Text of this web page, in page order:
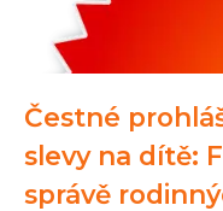
Čestné
slevy na dítě:
správě